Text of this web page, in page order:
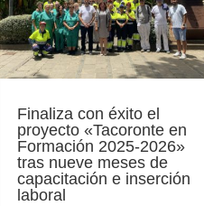
Finaliza con éxito el
proyecto «Tacoronte en
Formación 2025-2026»
tras nueve meses de
capacitación e inserción
laboral